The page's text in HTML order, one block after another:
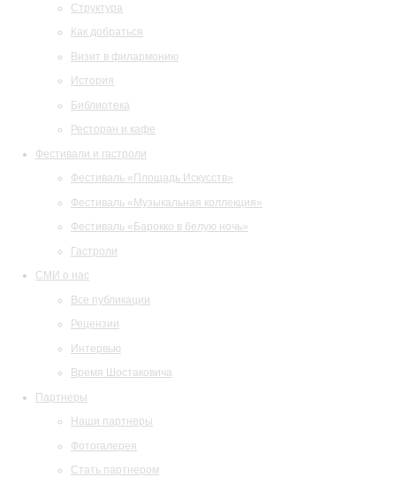
Структура
Как добраться
Визит в филармонию
История
Библиотека
Ресторан и кафе
Фестивали и гастроли
Фестиваль «Площадь Искусств»
Фестиваль «Музыкальная коллекция»
Фестиваль «Барокко в белую ночь»
Гастроли
СМИ о нас
Все публикации
Рецензии
Интервью
Время Шостаковича
Партнеры
Наши партнеры
Фотогалерея
Стать партнером